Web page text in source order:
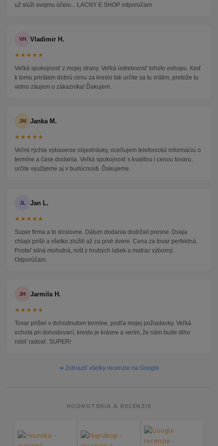
už slúži svojmu účelu... LACNY E SHOP odporúčam
VH Vladimir H.
★★★★★
Veľká spokojnosť z mojej strany. Veľká ústretovosť tohoto eshopu. Keď
k tomu prirátam dobrú cenu za kreslo tak určite sa tu vrátim, pretože tu
vidno záujem o zákazníka! Ďakujem.
JM Janka M.
★★★★★
Veľmi rýchle vybavenie objednávky, oceňujem telefonickú informáciu o
termíne a čase dodania. Veľká spokojnosť s kvalitou i cenou tovaru,
určite využijeme aj v budúcnosti. Ďakujeme.
JL Jan L.
★★★★★
Super firma a to doslovne. Dátum dodania dodržali presne. Dvaja
chlapi prišli a všetko zložili až za prvé dvere. Cena za tovar perfektná.
Posteľ silná mohutná, rošt z hrubých latiek a matrac výborný.
Odporúčam.
JH Jarmila H.
★★★★★
Tovar prišiel v dohodnutom termíne, podľa mojej požiadavky. Veľká
ochota pri dohodovaní, kreslo je krásne a verím, že nám bude dlho
robiť radosť. SUPER!
➜ Zobraziť všetky recenzie na Google
HODNOTENIA A RECENZIE